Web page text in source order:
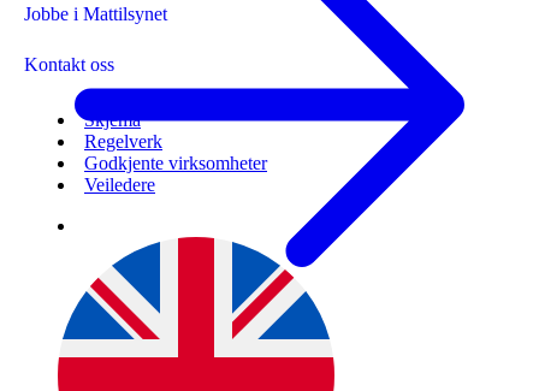
Jobbe i Mattilsynet
Kontakt oss
Skjema
Regelverk
Godkjente virksomheter
Veiledere